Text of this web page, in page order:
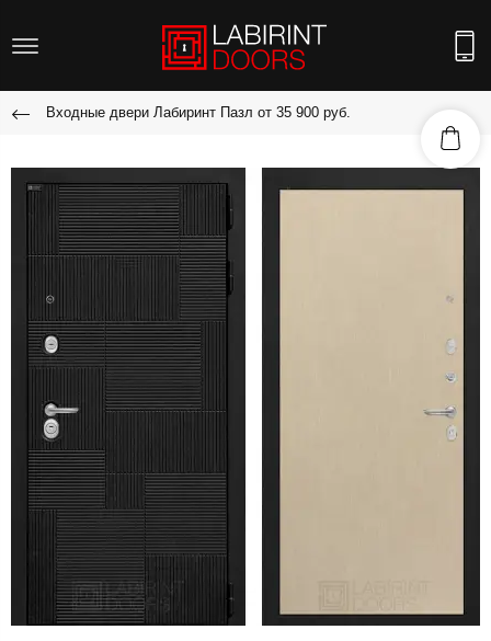
Входные двери Лабиринт Пазл от 35 900 руб.